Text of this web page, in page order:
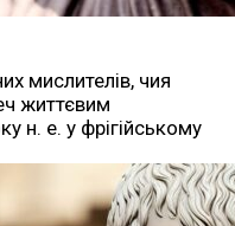
мислителів, чия
життєвим
н. е. у фрігійському